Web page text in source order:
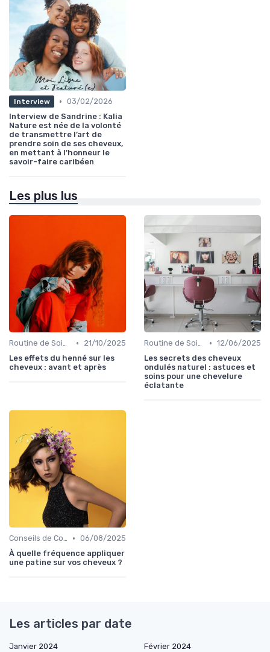
Interview • 03/02/2026
Interview de Sandrine : Kalia
Nature est née de la volonté
de transmettre l’art de
prendre soin de ses cheveux,
en mettant à l’honneur le
savoir-faire caribéen
Les plus lus
Routine de Soins pour Cheveux Bouclés •
21/10/2025
Les effets du henné sur les
cheveux : avant et après
Routine de Soins pour Cheveux Bouclés • 12/06/2025
Les secrets des cheveux
ondulés naturel : astuces et
soins pour une chevelure
éclatante
Conseils de Coiffage • 06/08/2025
À quelle fréquence appliquer
une patine sur vos cheveux ?
Les articles par date
Janvier 2024
Février 2024